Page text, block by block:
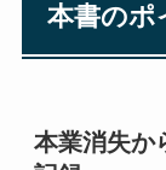
本書のポ
本業消失か